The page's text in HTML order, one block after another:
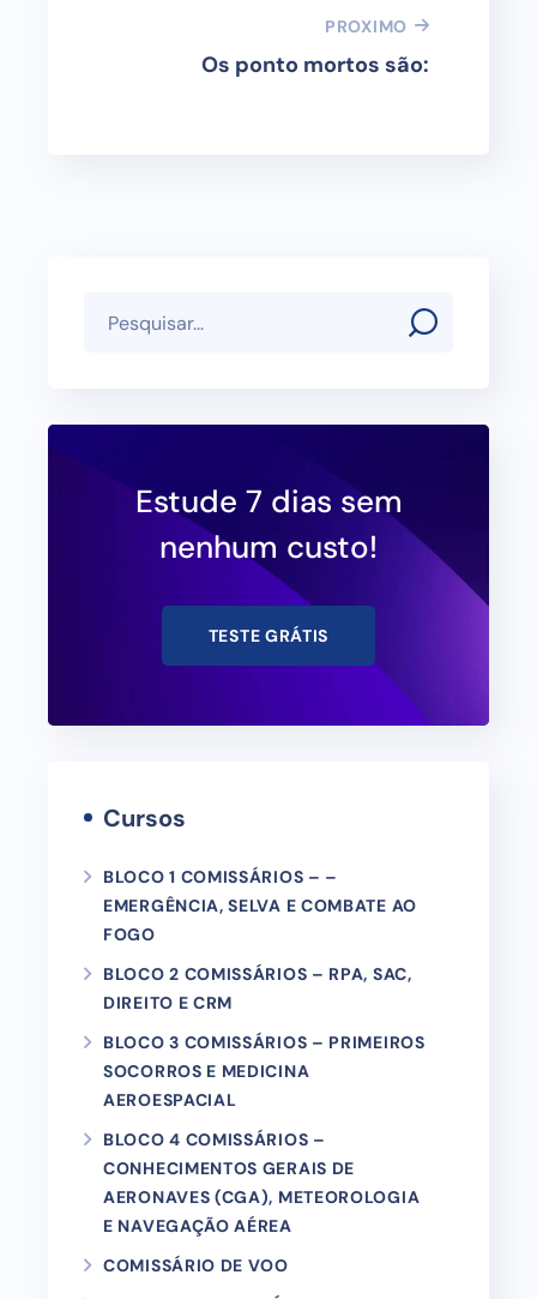
PROXIMO
Os ponto mortos são:
Estude 7 dias sem
nenhum custo!
TESTE GRÁTIS
Cursos
BLOCO 1 COMISSÁRIOS – –
EMERGÊNCIA, SELVA E COMBATE AO
FOGO
BLOCO 2 COMISSÁRIOS – RPA, SAC,
DIREITO E CRM
BLOCO 3 COMISSÁRIOS – PRIMEIROS
SOCORROS E MEDICINA
AEROESPACIAL
BLOCO 4 COMISSÁRIOS –
CONHECIMENTOS GERAIS DE
AERONAVES (CGA), METEOROLOGIA
E NAVEGAÇÃO AÉREA
COMISSÁRIO DE VOO